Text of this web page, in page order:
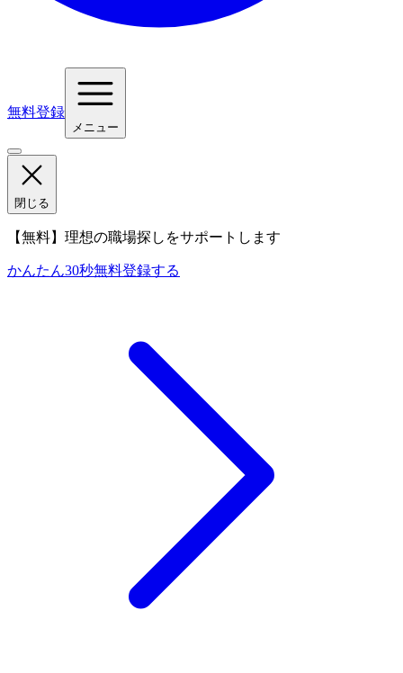
無料登録
メニュー
閉じる
【無料】理想の職場探しをサポートします
かんたん30秒無料登録する